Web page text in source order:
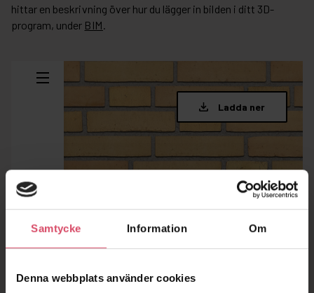
Samtycke Information Om
Denna webbplats använder cookies
hittar en beskrivning över hur du lägger in bilden i ditt 3D-
program, under BIM.